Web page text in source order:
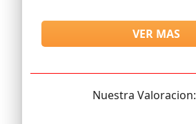
VER MAS
Nuestra Valoracion: